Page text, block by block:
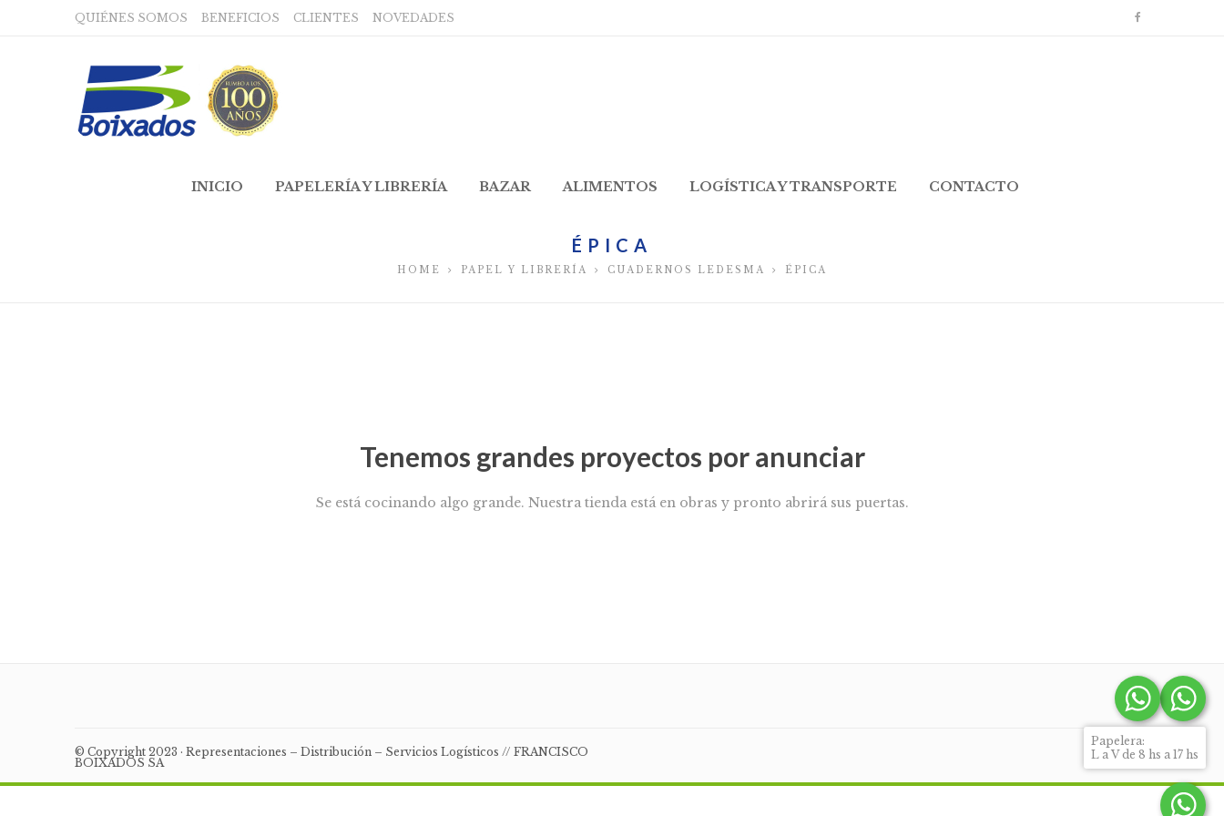
QUIÉNES SOMOS BENEFICIOS CLIENTES NOVEDADES
INICIO PAPELERÍA Y LIBRERÍA BAZAR ALIMENTOS LOGÍSTICA Y TRANSPORTE CONTACTO
ÉPICA
HOME PAPEL Y LIBRERÍA CUADERNOS LEDESMA ÉPICA
Tenemos grandes proyectos por anunciar
Se está cocinando algo grande. Nuestra tienda está en obras y pronto abrirá sus puertas.
© Copyright 2023 · Representaciones – Distribución – Servicios Logísticos // FRANCISCO
BOIXADOS SA
Papelera:
L a V de 8 hs a 17 hs